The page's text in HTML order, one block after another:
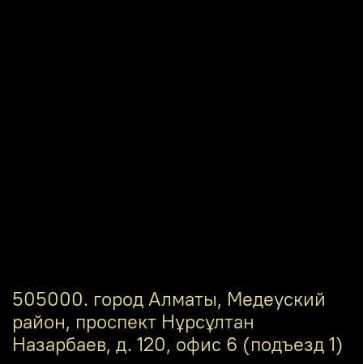
505000. город Алматы, Медеуский
район, проспект Нұрсұлтан
Назарбаев, д. 120, офис 6 (подъезд 1)